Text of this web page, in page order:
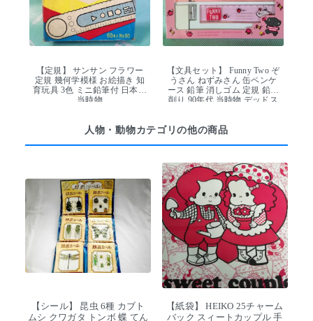
【定規】 サンサン フラワー
定規 幾何学模様 お絵描き 知
育玩具 3色 ミニ鉛筆付 日本製
当時物
【文具セット】 Funny Two ぞ
うさん ねずみさん 缶ペンケ
ース 鉛筆 消しゴム 定規 鉛筆
削り 90年代 当時物 デッドス
人物・動物カテゴリの他の商品
【シール】 昆虫 6種 カブト
ムシ クワガタ トンボ 蝶 てん
【紙袋】 HEIKO 25チャーム
バック スィートカップル 手